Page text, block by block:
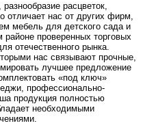
расцветок,
отличает нас от других фирм,
мебель для детского сада и
проверенных торговых
отечественного рынка.
нас связывают прочные,
лучшее предложение
«под ключ»
профессионально-
продукция полностью
необходимыми